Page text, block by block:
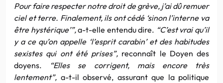
Pour faire respecter notre droit de grève, j’ai dû remuer
ciel et terre. Finalement, ils ont cédé ‘sinon l’interne va
être hystérique’”,a-t-elle entendu dire. “C’est vrai qu’il
y a ce qu’on appelle ‘l’esprit carabin’ et des habitudes
sexistes qui ont été prises”, reconnaît le Doyen des
doyens.
“Elles se corrigent, mais encore très
lentement”, a-t-il observé, assurant que la politique